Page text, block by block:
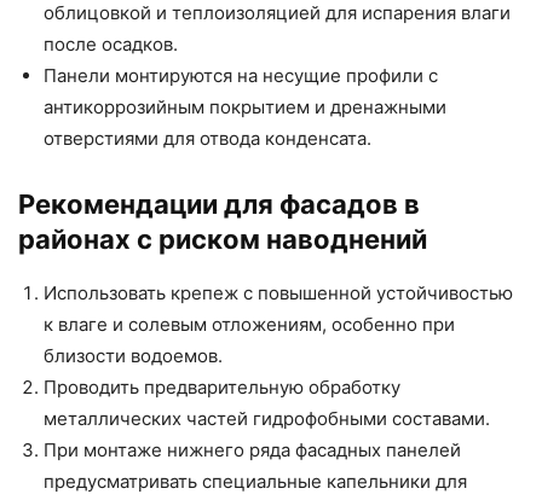
облицовкой и теплоизоляцией для испарения влаги
после осадков.
Панели монтируются на несущие профили с
антикоррозийным покрытием и дренажными
отверстиями для отвода конденсата.
Рекомендации для фасадов в
районах с риском наводнений
Использовать крепеж с повышенной устойчивостью
к влаге и солевым отложениям, особенно при
близости водоемов.
Проводить предварительную обработку
металлических частей гидрофобными составами.
При монтаже нижнего ряда фасадных панелей
предусматривать специальные капельники для